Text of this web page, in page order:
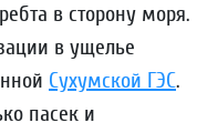
в сторону моря.
в ущелье
Сухумской ГЭС.
пасек и